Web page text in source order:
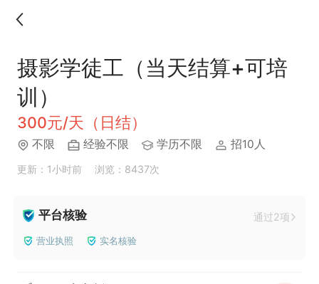
摄影学徒工（当天结算+可培
训）
300元/天（日结）
不限 经验不限 学历不限 招10人
更新：1小时前 浏览：8437次
平台核验 通过2项
营业执照 实名核验